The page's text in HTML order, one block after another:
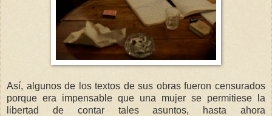
Así, algunos de los textos de sus obras fueron censurados
porque era impensable que una mujer se permitiese la
libertad de contar tales asuntos, hasta ahora